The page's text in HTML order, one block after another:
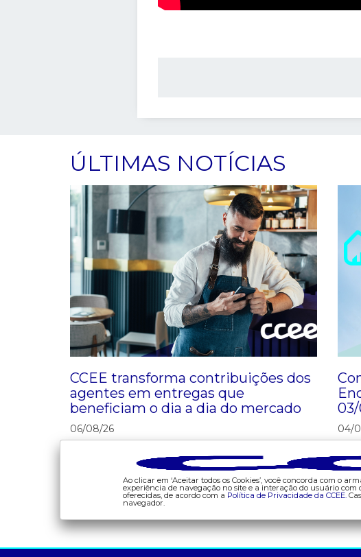
ÚLTIMAS NOTÍCIAS
CCEE transforma contribuições dos
agentes em entregas que
beneficiam o dia a dia do mercado
06/08/26 04/
Ao clicar em ‘Aceitar todos os Cookies’, você concorda com o
experiência de navegação no site e a interação do usuário
oferecidas, de acordo com a Política de Privacidade da CCEE.
navegador.